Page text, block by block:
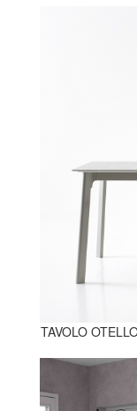
TAVOLO